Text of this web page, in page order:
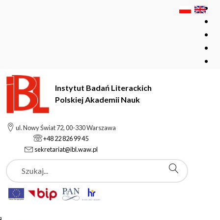
Instytut Badań Literackich
Polskiej Akademii Nauk
ul. Nowy Świat 72, 00-330 Warszawa
+48 22 826 99 45
sekretariat@ibl.waw.pl
Szukaj
Instytut Badań Literackich Polskiej Akademii Nauk
Zamówienia publiczne
Usługa poligraficzna 3 woluminów "Dzieł zebranych" Elizy
Zamówienia publiczne